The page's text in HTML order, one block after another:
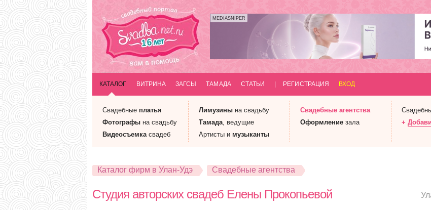
MEDIASNIPER
КАТАЛОГ ВИТРИНА ЗАГСЫ ТАМАДА СТАТЬИ РЕГИСТРАЦИЯ ВХОД
Свадебные платья
Фотографы на свадьбу
Видеосъемкасвадеб
Лимузины на свадьбу
Тамада, ведущие
Артисты и музыканты
Свадебные агентства
Оформление зала
+
Каталог фирм в Улан-Удэ Свадебные агентства
Студия авторских свадеб Елены Прокопьевой